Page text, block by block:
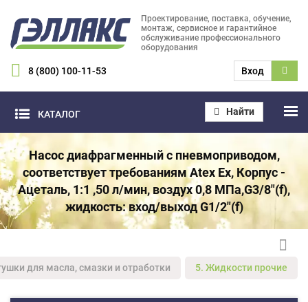
Проектирование, поставка, обучение,
монтаж, сервисное и гарантийное
обслуживание профессионального
оборудования
8 (800) 100-11-53 Вход
КАТАЛОГ Найти
Насос диафрагменный с пневмоприводом,
соответствует требованиям Atex Ex, Корпус -
Ацеталь, 1:1 ,50 л/мин, воздух 0,8 МПа,G3/8"(f),
жидкость: вход/выход G1/2"(f)
для масла, смазки и отработки 5. Жидкости прочие